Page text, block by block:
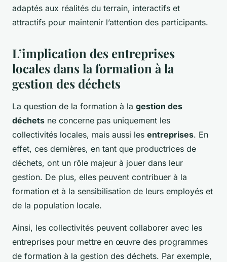
adaptés aux réalités du terrain, interactifs et
attractifs pour maintenir l’attention des participants.
L’implication des entreprises
locales dans la formation à la
gestion des déchets
La question de la formation à la gestion des
déchets ne concerne pas uniquement les
collectivités locales, mais aussi les entreprises. En
effet, ces dernières, en tant que productrices de
déchets, ont un rôle majeur à jouer dans leur
gestion. De plus, elles peuvent contribuer à la
formation et à la sensibilisation de leurs employés et
de la population locale.
Ainsi, les collectivités peuvent collaborer avec les
entreprises pour mettre en œuvre des programmes
de formation à la gestion des déchets. Par exemple,